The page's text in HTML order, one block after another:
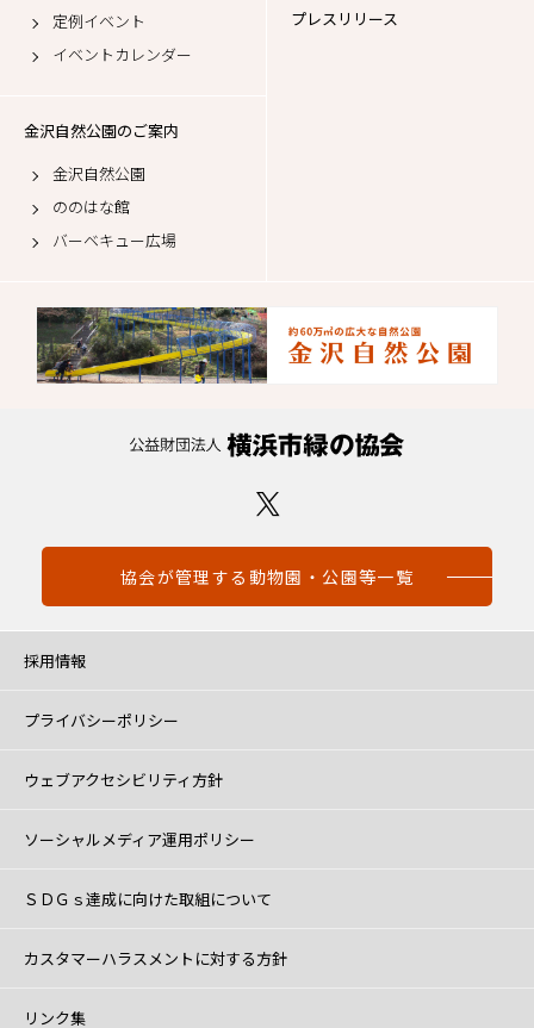
定例イベント
イベントカレンダー
プレスリリース
金沢自然公園のご案内
金沢自然公園
ののはな館
バーベキュー広場
協会が管理する動物園・公園等一覧
採用情報
プライバシーポリシー
ウェブアクセシビリティ方針
ソーシャルメディア運用ポリシー
ＳＤＧｓ達成に向けた取組について
カスタマーハラスメントに対する方針
リンク集